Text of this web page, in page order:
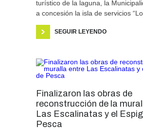
turístico de la laguna, la
a concesión la isla de servicios
SEGUIR LEYENDO
Finalizaron las obras de
reconstrucción de la
Las Escalinatas y el
Pesca